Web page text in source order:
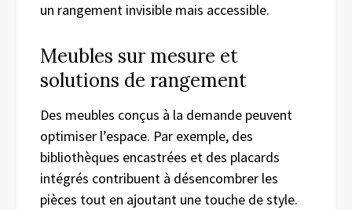
un rangement invisible mais accessible.
Meubles sur mesure et
solutions de rangement
Des meubles conçus à la demande peuvent
optimiser l’espace. Par exemple, des
bibliothèques encastrées et des placards
intégrés contribuent à désencombrer les
pièces tout en ajoutant une touche de style.